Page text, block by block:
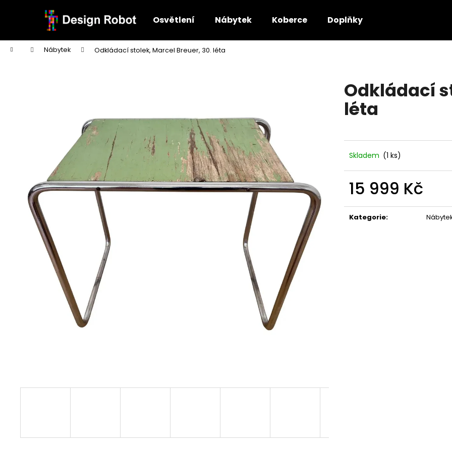
Osvětlení Nábytek Koberce Doplňky
Domů Nábytek Odkládací stolek, Marcel Breuer, 30. léta
Odkládací
léta
Skladem (1 ks)
15 999 Kč
cena:
Kategorie:
í
Zpět
do
obchodu
Zpět
do
obchodu
HLEDAT
Doporučujeme